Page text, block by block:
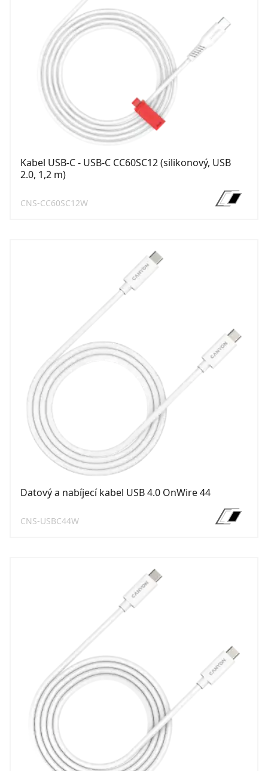
Kabel USB-C - USB-C CC60SC12 (silikonový, USB
2.0, 1,2 m)
CNS-CC60SC12W
Datový a nabíjecí kabel USB 4.0 OnWire 44
CNS-USBC44W